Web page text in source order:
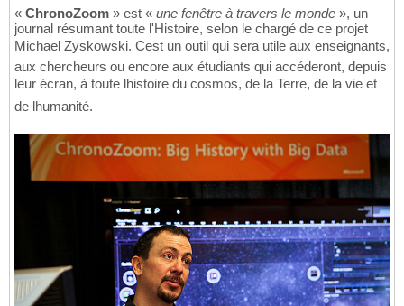
« ChronoZoom » est « une fenêtre à travers le monde », un
journal résumant toute l'Histoire, selon le chargé de ce projet
Michael Zyskowski. Cest un outil qui sera utile aux enseignants,
aux chercheurs ou encore aux étudiants qui accéderont, depuis
leur écran, à toute lhistoire du cosmos, de la Terre, de la vie et
de lhumanité.